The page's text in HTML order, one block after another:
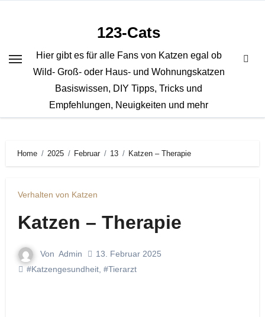
123-Cats
Hier gibt es für alle Fans von Katzen egal ob
Wild- Groß- oder Haus- und Wohnungskatzen
Basiswissen, DIY Tipps, Tricks und
Empfehlungen, Neuigkeiten und mehr
Home 2025 Februar 13 Katzen – Therapie
Verhalten von Katzen
Katzen – Therapie
Von Admin
13. Februar 2025
#Katzengesundheit, #Tierarzt